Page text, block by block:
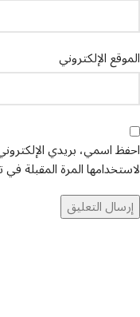
الموقع الإلكتروني
احفظ اسمي، بريدي
لاستخدامها المرة المقبلة